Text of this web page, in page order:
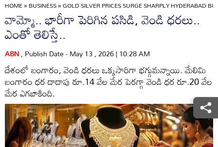
HOME»BUSINESS»GOLD SILVER PRICES SURGE SHARPLY HYDERABAD
వామ్మో.. భారీగా పెరిగిన పసిడి, వెండి ధరలు..
ఎంతో తెలిస్తే..
ABN, Publish Date - May 13 , 2026 | 10:28 AM
దేశంలో బంగారం, వెండి ధరలు ఒక్కసారిగా భగ్గుమన్నాయి. మేలిమి
బంగారం ధర దాదాపు రూ.14 వేల మేర పెరగ్గా వెండి ధర రూ.20 వేల
మేర ఎగబాకింది.